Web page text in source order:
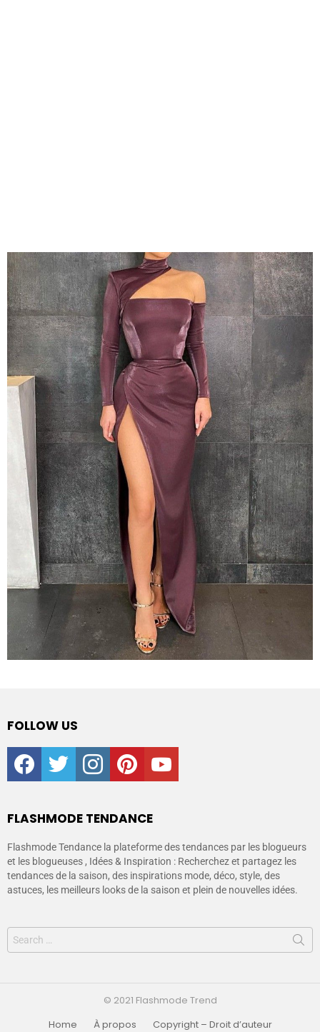
FOLLOW US
facebooktwitter instagrampinterestyoutube
FLASHMODE TENDANCE
Flashmode Tendance la plateforme des tendances par les blogueurs
et les blogueuses , Idées & Inspiration : Recherchez et partagez les
tendances de la saison, des inspirations mode, déco, style, des
astuces, les meilleurs looks de la saison et plein de nouvelles idées.
© 2021 Flashmode Trend
Home
À propos
Copyright – Droit d’auteur